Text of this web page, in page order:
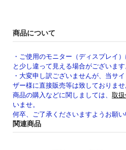
商品について
・ご使用のモニター（ディスプレイ
と少し違って見える場合がございます
・大変申し訳ございませんが、当サ
ザー様に直接販売等は致しておりませ
商品の購入などに関しましては、 取
いませ。
何卒、ご了承くださいますようお願い
関連商品